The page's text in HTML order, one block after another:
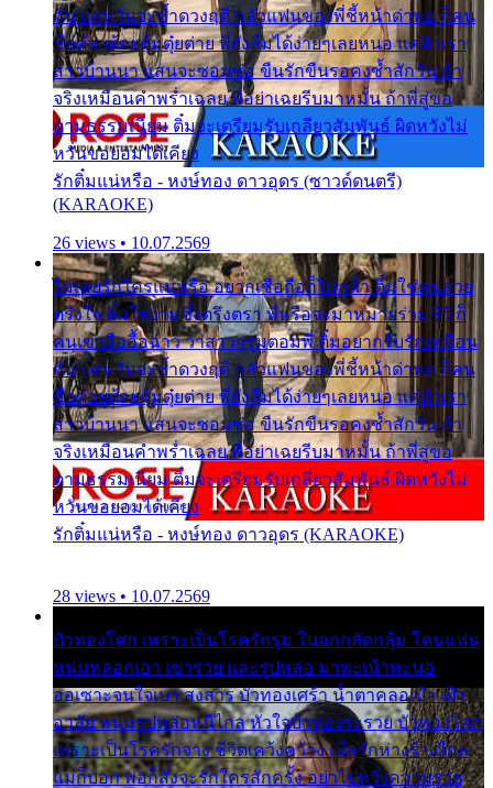
กัน แต่หวั่นจะช้ำดวงฤดี กลัวแฟนของพี่ชี้หน้าด่าทอ ก็คน
ชื่อต๋อยต้อยตุ้มตุ๋ยต่าย พี่ยังลืมได้ง่ายๆเลยหนอ แค่ตัวเรา
สาวบ้านนา แสนจะซอมซ่อ ขืนรักขืนรอคงช้ำสักวัน ถ้า
จริงเหมือนคำพร่ำเฉลย พี่อย่าเฉยรีบมาหมั้น ถ้าพี่สู่ขอ
ตามธรรมเนียม ติ๋มจะเตรียมรับเกลียวสัมพันธ์ ผิดหวังไม่
หวั่นขอยอมได้เคียง
รักติ๋มแน่หรือ - หงษ์ทอง ดาวอุดร (ซาวด์ดนตรี)
(KARAOKE)
26 views • 10.07.2569
ไม่เคยรักใครแน่หรือ อยากเชื่อถือก็ไม่กล้า ติ๋มใช่คนสวย
ตรึงใจ ติ๋มใช่งามซึ้งตรึงตรา พี่หรือจะมาหมายร่วมชีวี ก็
คนเขาลืออื้อฉาว ว่าสาวๆรุมตอมพี่ ติ๋มอยากรับรักเหมือน
กัน แต่หวั่นจะช้ำดวงฤดี กลัวแฟนของพี่ชี้หน้าด่าทอ ก็คน
ชื่อต๋อยต้อยตุ้มตุ๋ยต่าย พี่ยังลืมได้ง่ายๆเลยหนอ แค่ตัวเรา
สาวบ้านนา แสนจะซอมซ่อ ขืนรักขืนรอคงช้ำสักวัน ถ้า
จริงเหมือนคำพร่ำเฉลย พี่อย่าเฉยรีบมาหมั้น ถ้าพี่สู่ขอ
ตามธรรมเนียม ติ๋มจะเตรียมรับเกลียวสัมพันธ์ ผิดหวังไม่
หวั่นขอยอมได้เคียง
รักติ๋มแน่หรือ - หงษ์ทอง ดาวอุดร (KARAOKE)
28 views • 10.07.2569
บัวทองโศก เพราะเป็นโรครักรุม ในอกกลัดกลุ้ม โดนแฟน
หนุ่มหลอกเอา เขารวย และรูปหล่อ มาพะเน้าพะนอ
ออเซาะจนใจเบา สงสาร บัวทองเศร้า น้ำตาคลอเบ้า เฝ้า
อาลัย หนุ่มรูปหล่อหนีไกล หัวใจบัวทองระรวย บัวทองโศก
เพราะเป็นโรครักจาง ชีวิตเคว้งคว้าง เมื่อรักห่างร้างไกล
แม่ก็บอก พ่อก็สั่งจะรักใครสักครั้ง อย่าไปหวังความรวย